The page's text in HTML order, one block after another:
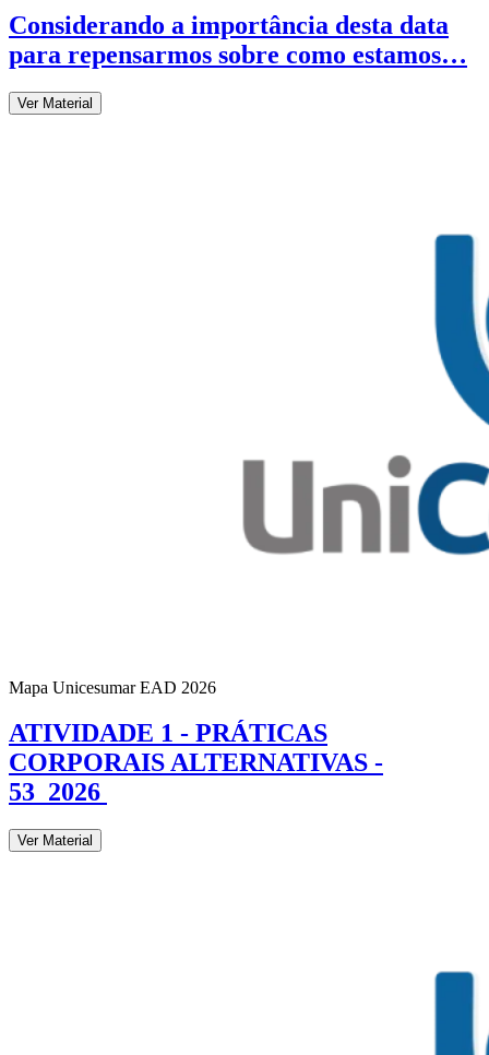
Considerando a importância desta data
para repensarmos sobre como estamos…
Ver Material
Mapa Unicesumar EAD 2026
ATIVIDADE 1 - PRÁTICAS
CORPORAIS ALTERNATIVAS -
53_2026
Ver Material